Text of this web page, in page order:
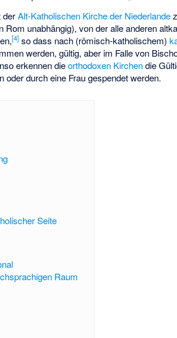
derAlt-Katholischen Kirche der Niederlande
Rom unabhängig), von der alle anderen
[4] so dass nach (römisch-katholischem)
werden, gültig, aber im Falle von
erkennen dieorthodoxen Kirchendie
oder durch eine Frau gespendet werden.
Seite
Raum